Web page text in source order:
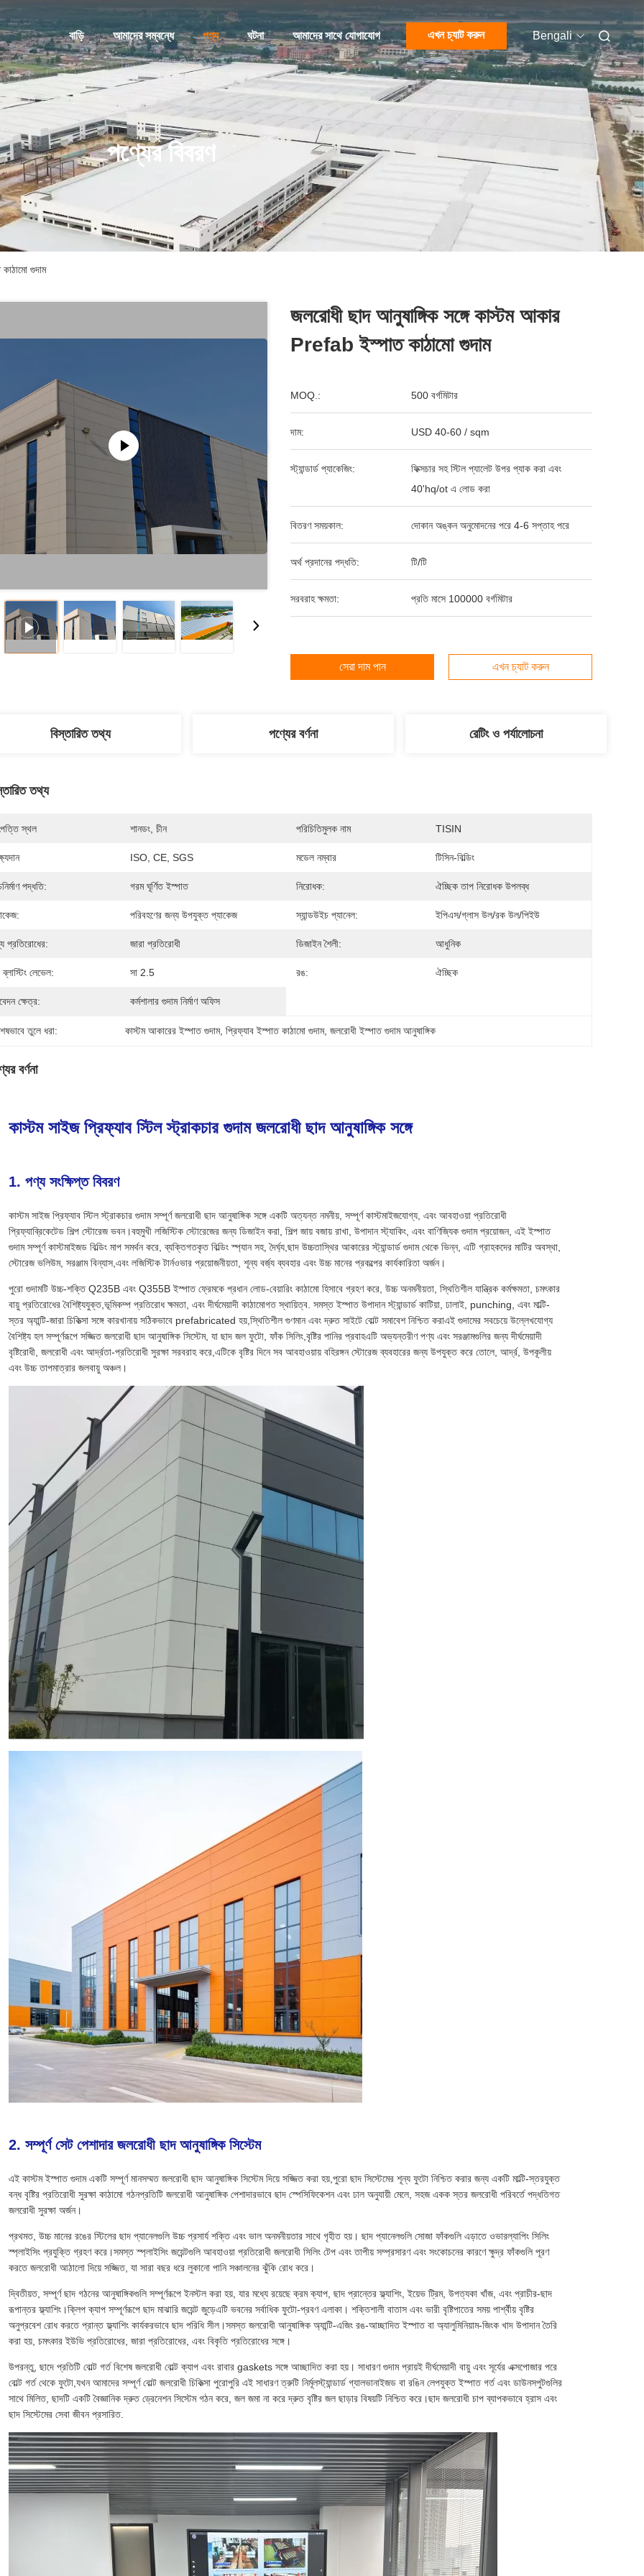
বাড়ি আমাদের সম্বন্ধে পণ্য ঘটনা আমাদের সাথে যোগাযোগ এখন চ্যাট করুন Bengali
পণ্যের বিবরণ
গুদাম
জলরোধী ছাদ আনুষাঙ্গিক সঙ্গে কাস্টম আকার
Prefab ইস্পাত কাঠামো গুদাম
MOQ.: 500 বর্গমিটার
দাম: USD 40-60 / sqm
স্ট্যান্ডার্ড প্যাকেজিং:
ফিক্সচার সহ স্টিল প্যালেট উপর প্যাক করা এবং
40'hq/ot এ লোড করা
বিতরণ সময়কাল: দোকান অঙ্কন অনুমোদনের পরে 4-6 সপ্তাহ পরে
অর্থ প্রদানের পদ্ধতি: টি/টি
সরবরাহ ক্ষমতা: প্রতি মাসে 100000 বর্গমিটার
সেরা দাম পান এখন চ্যাট করুন
বিস্তারিত তথ্য পণ্যের বর্ণনা রেটিং ও পর্যালোচনা
তথ্য
স্থল শানডং, চীন পরিচিতিমুলক নাম TISIN
ISO, CE, SGS মডেল নম্বার টিসিন-বিল্ডিং
পদ্ধতি: গরম ঘূর্ণিত ইস্পাত নিরোধক: ঐচ্ছিক তাপ নিরোধক উপলব্ধ
পরিবহণের জন্য উপযুক্ত প্যাকেজ স্যান্ডউইচ প্যানেল: ইপিএস/গ্লাস উল/রক উল/পিইউ
প্রতিরোধের: জারা প্রতিরোধী ডিজাইন শৈলী: আধুনিক
লেভেল: সা 2.5 রঙ: ঐচ্ছিক
ক্ষেত্র: কর্মশালার গুদাম নির্মাণ অফিস
তুলে ধরা: কাস্টম আকারের ইস্পাত গুদাম, প্রিফ্যাব ইস্পাত কাঠামো গুদাম, জলরোধী ইস্পাত গুদাম আনুষাঙ্গিক
বর্ণনা
কাস্টম সাইজ প্রিফ্যাব স্টিল স্ট্রাকচার গুদাম জলরোধী ছাদ আনুষাঙ্গিক সঙ্গে
1. পণ্য সংক্ষিপ্ত বিবরণ
কাস্টম সাইজ প্রিফ্যাব স্টিল স্ট্রাকচার গুদাম সম্পূর্ণ জলরোধী ছাদ আনুষাঙ্গিক সঙ্গে একটি অত্যন্ত নমনীয়, সম্পূর্ণ কাস্টমাইজযোগ্য, এবং আবহাওয়া প্রতিরোধী
প্রিফ্যাব্রিকেটেড শিল্প স্টোরেজ ভবন।বহুমুখী লজিস্টিক স্টোরেজের জন্য ডিজাইন করা, শিল্প জায় বজায় রাখা, উপাদান স্ট্যাকিং, এবং বাণিজ্যিক গুদাম প্রয়োজন, এই ইস্পাত
গুদাম সম্পূর্ণ কাস্টমাইজড বিল্ডিং মাপ সমর্থন করে, ব্যক্তিগতকৃত বিল্ডিং স্প্যান সহ, দৈর্ঘ্য,ছাদ উচ্চতাস্থির আকারের স্ট্যান্ডার্ড গুদাম থেকে ভিন্ন, এটি গ্রাহকদের মাটির অবস্থা,
স্টোরেজ ভলিউম, সরঞ্জাম বিন্যাস,এবং লজিস্টিক টার্নওভার প্রয়োজনীয়তা, শূন্য বর্জ্য ব্যবহার এবং উচ্চ মানের প্রকল্পের কার্যকারিতা অর্জন।
পুরো গুদামটি উচ্চ-শক্তি Q235B এবং Q355B ইস্পাত ফ্রেমকে প্রধান লোড-বেয়ারিং কাঠামো হিসাবে গ্রহণ করে, উচ্চ অনমনীয়তা, স্থিতিশীল যান্ত্রিক কর্মক্ষমতা, চমৎকার
বায়ু প্রতিরোধের বৈশিষ্ট্যযুক্ত,ভূমিকম্প প্রতিরোধ ক্ষমতা, এবং দীর্ঘমেয়াদী কাঠামোগত স্থায়িত্ব. সমস্ত ইস্পাত উপাদান স্ট্যান্ডার্ড কাটিয়া, ঢালাই, punching, এবং মাল্টি-
স্তর অ্যান্টি-জারা চিকিত্সা সঙ্গে কারখানায় সঠিকভাবে prefabricated হয়,স্থিতিশীল গুণমান এবং দ্রুত সাইটে বোল্ট সমাবেশ নিশ্চিত করাএই গুদামের সবচেয়ে উল্লেখযোগ্য
বৈশিষ্ট্য হল সম্পূর্ণরূপে সজ্জিত জলরোধী ছাদ আনুষাঙ্গিক সিস্টেম, যা ছাদ জল ফুটো, ফাঁক সিলিং,বৃষ্টির পানির প্রবাহএটি অভ্যন্তরীণ পণ্য এবং সরঞ্জামগুলির জন্য দীর্ঘমেয়াদী
বৃষ্টিরোধী, জলরোধী এবং আর্দ্রতা-প্রতিরোধী সুরক্ষা সরবরাহ করে,এটিকে বৃষ্টির দিনে সব আবহাওয়ায় বহিরঙ্গন স্টোরেজ ব্যবহারের জন্য উপযুক্ত করে তোলে, আর্দ্র, উপকূলীয়
এবং উচ্চ তাপমাত্রার জলবায়ু অঞ্চল।
2. সম্পূর্ণ সেট পেশাদার জলরোধী ছাদ আনুষাঙ্গিক সিস্টেম
এই কাস্টম ইস্পাত গুদাম একটি সম্পূর্ণ মানসম্মত জলরোধী ছাদ আনুষাঙ্গিক সিস্টেম দিয়ে সজ্জিত করা হয়,পুরো ছাদ সিস্টেমের শূন্য ফুটো নিশ্চিত করার জন্য একটি মাল্টি-স্তরযুক্ত
বন্ধ বৃষ্টির প্রতিরোধী সুরক্ষা কাঠামো গঠনপ্রতিটি জলরোধী আনুষাঙ্গিক পেশাদারভাবে ছাদ স্পেসিফিকেশন এবং ঢাল অনুযায়ী মেলে, সহজ একক স্তর জলরোধী পরিবর্তে পদ্ধতিগত
জলরোধী সুরক্ষা অর্জন।
প্রথমত, উচ্চ মানের রঙের স্টিলের ছাদ প্যানেলগুলি উচ্চ প্রসার্য শক্তি এবং ভাল অনমনীয়তার সাথে গৃহীত হয়। ছাদ প্যানেলগুলি সোজা ফাঁকগুলি এড়াতে ওভারল্যাপিং সিলিং
স্প্লাইসিং প্রযুক্তি গ্রহণ করে।সমস্ত স্প্লাইসিং জয়েন্টগুলি আবহাওয়া প্রতিরোধী জলরোধী সিলিং টেপ এবং তাপীয় সম্প্রসারণ এবং সংকোচনের কারণে ক্ষুদ্র ফাঁকগুলি পূরণ
করতে জলরোধী আঠালো দিয়ে সজ্জিত, যা সারা বছর ধরে লুকানো পানি সঞ্চালনের ঝুঁকি রোধ করে।
দ্বিতীয়ত, সম্পূর্ণ ছাদ গঠনের আনুষাঙ্গিকগুলি সম্পূর্ণরূপে ইনস্টল করা হয়, যার মধ্যে রয়েছে ক্রম ক্যাপ, ছাদ প্রান্তের ফ্ল্যাশিং, ইয়েভ ট্রিম, উপত্যকা খাঁজ, এবং প্রাচীর-ছাদ
রূপান্তর ফ্ল্যাশিং।ক্লিপ ক্যাপ সম্পূর্ণরূপে ছাদ মাঝারি জয়েন্ট জুড়েএটি ভবনের সর্বাধিক ফুটো-প্রবণ এলাকা। শক্তিশালী বাতাস এবং ভারী বৃষ্টিপাতের সময় পার্শ্বীয় বৃষ্টির
অনুপ্রবেশ রোধ করতে প্রান্ত ফ্ল্যাশিং কার্যকরভাবে ছাদ পরিধি সীল।সমস্ত জলরোধী আনুষাঙ্গিক অ্যান্টি-এজিং রঙ-আচ্ছাদিত ইস্পাত বা অ্যালুমিনিয়াম-জিংক খাদ উপাদান তৈরি
করা হয়, চমৎকার ইউভি প্রতিরোধের, জারা প্রতিরোধের, এবং বিকৃতি প্রতিরোধের সঙ্গে।
উপরন্তু, ছাদে প্রতিটি বোল্ট গর্ত বিশেষ জলরোধী বোল্ট ক্যাপ এবং রাবার gaskets সঙ্গে আচ্ছাদিত করা হয়। সাধারণ গুদাম প্রায়ই দীর্ঘমেয়াদী বায়ু এবং সূর্যের এক্সপোজার পরে
বোল্ট গর্ত থেকে ফুটো,যখন আমাদের সম্পূর্ণ বোল্ট জলরোধী চিকিত্সা পুরোপুরি এই সাধারণ ত্রুটি নির্মূলস্ট্যান্ডার্ড গ্যালভানাইজড বা রঙিন লেপযুক্ত ইস্পাত গর্ত এবং ডাউনসপুটগুলির
সাথে মিলিত, ছাদটি একটি বৈজ্ঞানিক দ্রুত ড্রেনেশন সিস্টেম গঠন করে, জল জমা না করে দ্রুত বৃষ্টির জল ছাড়ার বিষয়টি নিশ্চিত করে।ছাদ জলরোধী চাপ ব্যাপকভাবে হ্রাস এবং
ছাদ সিস্টেমের সেবা জীবন প্রসারিত.